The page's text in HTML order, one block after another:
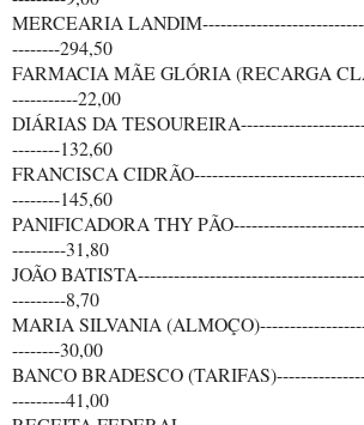
MERCEARIA
--------294,50
FARMACIA MÃE GLÓRIA (RECARGA
-----------22,00
DIÁRIAS DA
--------132,60
FRANCISCA
--------145,60
PANIFICADORA THY
---------31,80
JOÃO
---------8,70
MARIA SILVANIA
--------30,00
BANCO BRADESCO
---------41,00